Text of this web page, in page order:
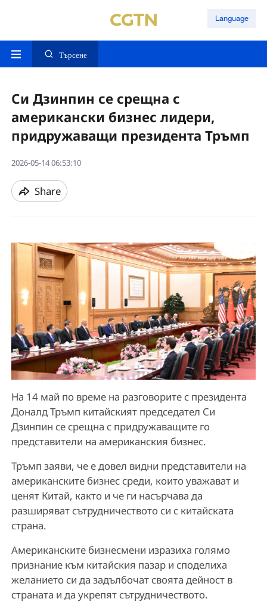
Language
Търсене
Си Дзинпин се срещна с
американски бизнес лидери,
придружаващи президента Тръмп
2026-05-14 06:53:10
Share
На 14 май по време на разговорите с президента
Доналд Тръмп китайският председател Си
Дзинпин се срещна с придружаващите го
представители на американския бизнес.
Тръмп заяви, че е довел видни представители на
американските бизнес среди, които уважават и
ценят Китай, както и че ги насърчава да
разширяват сътрудничеството си с китайската
страна.
Американските бизнесмени изразиха голямо
признание към китайския пазар и споделиха
желанието си да задълбочат своята дейност в
страната и да укрепят сътрудничеството.